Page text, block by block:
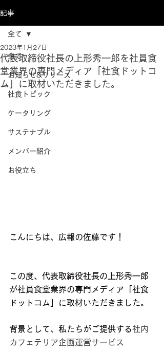
記事
全て
お知らせ&リリース
社食トピック
ケータリング
サステナブル
メンバー紹介
お役立ち
全て
代表取締役社長の上形秀一郎を社員食
堂業界の専門メディア「社食ドットコ
ム」に取材いただきました。
2023年1月27日
こんにちは、広報の佐藤です！
この度、代表取締役社長の上形秀一郎
が社員食堂業界の専門メディア「社食
ドットコム」に取材いただきました。
背景として、私たちがご提供する社内
カフェテリア企画運営サービス